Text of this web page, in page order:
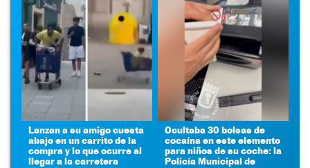
Lanzan a su amigo cuesta
abajo en un carrito de la
compra y lo que ocurre al
llegar a la carretera
Ocultaba 30 bolsas de
cocaína en este elemento
para niños de su coche: la
Policía Municipal de